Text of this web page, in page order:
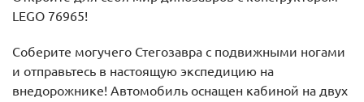
LEGO 76965!
Соберите могучего Стегозавра с подвижными ногами
и отправьтесь в настоящую экспедицию на
внедорожнике! Автомобиль оснащен кабиной на двух